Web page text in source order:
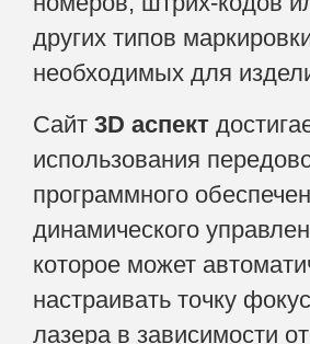
других типов
необходимых для
Сайт 3D аспект
использования
программного
динамического
которое может
настраивать точку
лазера в зависимости